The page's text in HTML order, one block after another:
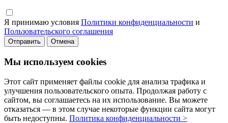
Я принимаю условия Политики конфиденциальности и
Пользовательского соглашения
Отправить Отмена
Мы используем cookies
Этот сайт применяет файлы cookie для анализа трафика и
улучшения пользовательского опыта. Продолжая работу с
сайтом, вы соглашаетесь на их использование. Вы можете
отказаться — в этом случае некоторые функции сайта могут
быть недоступны. Политика конфиденциальности >